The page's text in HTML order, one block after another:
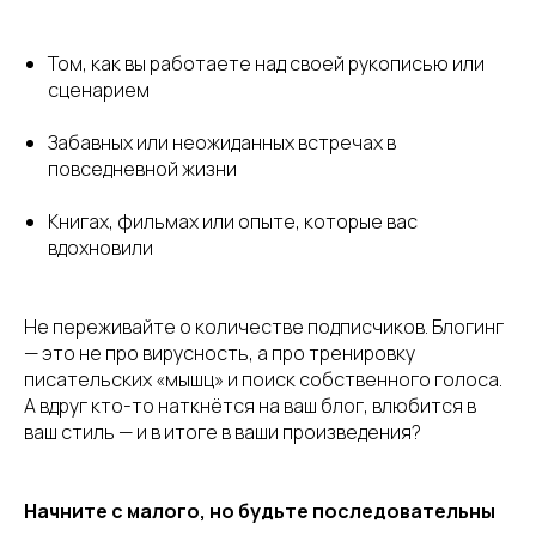
Том, как вы работаете над своей рукописью или
сценарием
Забавных или неожиданных встречах в
повседневной жизни
Книгах, фильмах или опыте, которые вас
вдохновили
Не переживайте о количестве подписчиков. Блогинг
— это не про вирусность, а про тренировку
писательских «мышц» и поиск собственного голоса.
А вдруг кто-то наткнётся на ваш блог, влюбится в
ваш стиль — и в итоге в ваши произведения?
Начните с малого, но будьте последовательны